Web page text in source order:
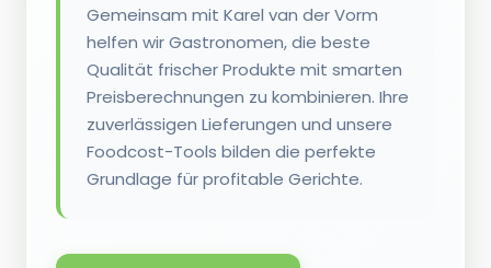
Gemeinsam mit Karel van der Vorm
helfen wir Gastronomen, die beste
Qualität frischer Produkte mit smarten
Preisberechnungen zu kombinieren. Ihre
zuverlässigen Lieferungen und unsere
Foodcost-Tools bilden die perfekte
Grundlage für profitable Gerichte.